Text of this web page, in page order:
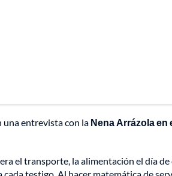
una entrevista con la Nena Arrázola en
el transporte, la alimentación el día de